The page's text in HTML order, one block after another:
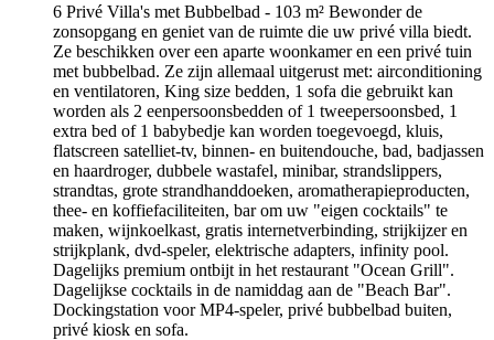
6 Privé Villa's met Bubbelbad - 103 m² Bewonder de
zonsopgang en geniet van de ruimte die uw privé villa biedt.
Ze beschikken over een aparte woonkamer en een privé tuin
met bubbelbad. Ze zijn allemaal uitgerust met: airconditioning
en ventilatoren, King size bedden, 1 sofa die gebruikt kan
worden als 2 eenpersoonsbedden of 1 tweepersoonsbed, 1
extra bed of 1 babybedje kan worden toegevoegd, kluis,
flatscreen satelliet-tv, binnen- en buitendouche, bad, badjassen
en haardroger, dubbele wastafel, minibar, strandslippers,
strandtas, grote strandhanddoeken, aromatherapieproducten,
thee- en koffiefaciliteiten, bar om uw "eigen cocktails" te
maken, wijnkoelkast, gratis internetverbinding, strijkijzer en
strijkplank, dvd-speler, elektrische adapters, infinity pool.
Dagelijks premium ontbijt in het restaurant "Ocean Grill".
Dagelijkse cocktails in de namiddag aan de "Beach Bar".
Dockingstation voor MP4-speler, privé bubbelbad buiten,
privé kiosk en sofa.